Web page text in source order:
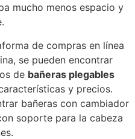
mucho menos espacio y
de compras en línea
se pueden encontrar
de bañeras plegables
y precios.
bañeras con cambiador
soporte para la cabeza